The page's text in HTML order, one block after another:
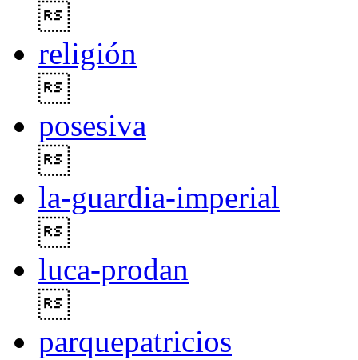
religión
posesiva
la-guardia-imperial
luca-prodan
parquepatricios